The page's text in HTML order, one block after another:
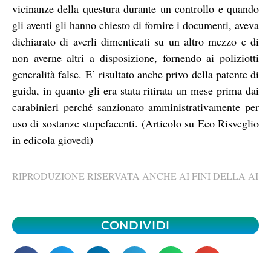
vicinanze della questura durante un controllo e quando
gli aventi gli hanno chiesto di fornire i documenti, aveva
dichiarato di averli dimenticati su un altro mezzo e di
non averne altri a disposizione, fornendo ai poliziotti
generalità false. E’ risultato anche privo della patente di
guida, in quanto gli era stata ritirata un mese prima dai
carabinieri perché sanzionato amministrativamente per
uso di sostanze stupefacenti. (Articolo su Eco Risveglio
in edicola giovedì)
RIPRODUZIONE RISERVATA ANCHE AI FINI DELLA AI
CONDIVIDI